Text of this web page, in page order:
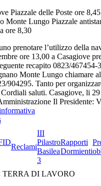
Piazzale delle Poste ore
Monte Lungo Piazzale
ore 8,30
prenotare l’utilizzo della
ore 13,00 a Casagiove
recapito 0823/467454-
Monte Lungo chiamare
904295. Tanto per
saluti. Casagiove, li
Il Presidente:
Reclami
III
Pilastro
Basilea
3
Rapporti
Dormienti